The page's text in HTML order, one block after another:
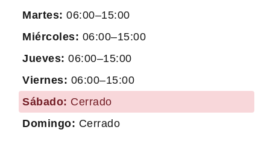
Martes: 06:00–15:00
Miércoles: 06:00–15:00
Jueves: 06:00–15:00
Viernes: 06:00–15:00
Sábado: Cerrado
Domingo: Cerrado